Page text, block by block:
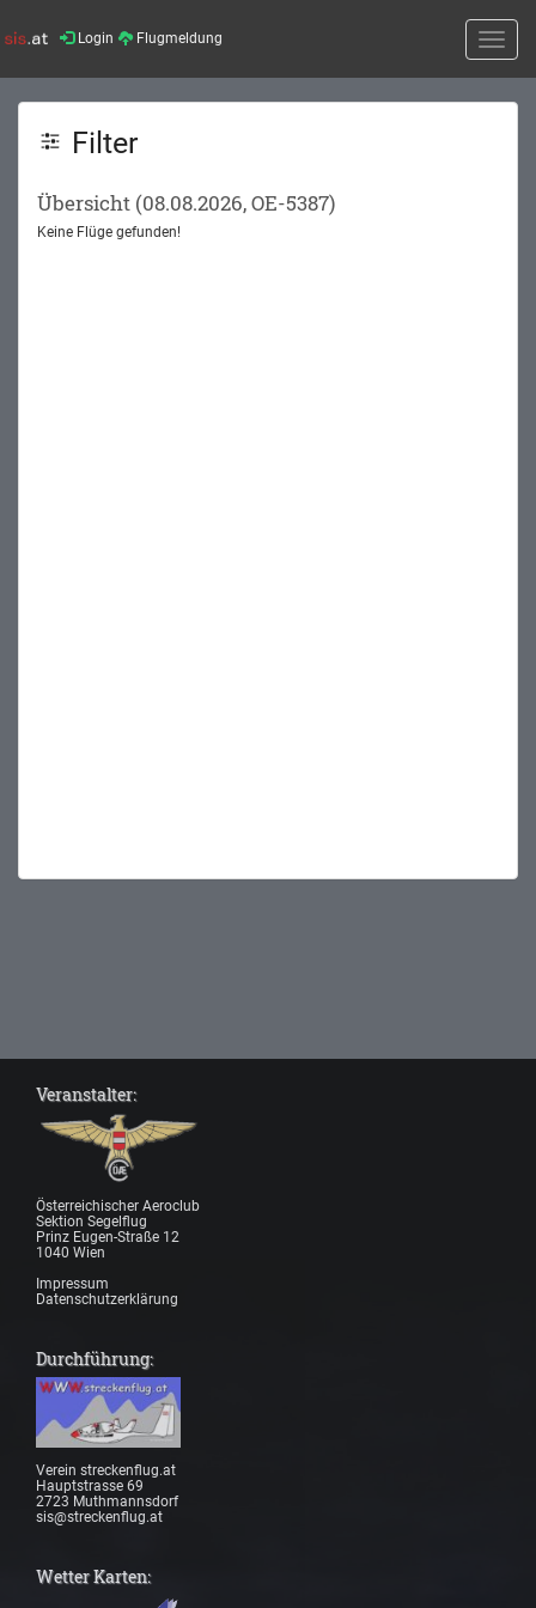
Login Flugmeldung
Toggle
Filter
Übersicht (08.08.2026, OE-5387)
Keine Flüge gefunden!
Veranstalter:
Österreichischer Aeroclub
Sektion Segelflug
Prinz Eugen-Straße 12
1040 Wien
Impressum
Datenschutzerklärung
Durchführung:
Verein streckenflug.at
Hauptstrasse 69
2723 Muthmannsdorf
sis@streckenflug.at
Wetter Karten: